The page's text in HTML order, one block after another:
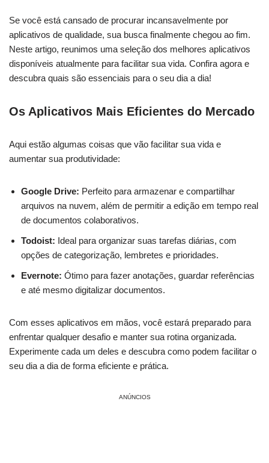
Se⁤ você está cansado de procurar incansavelmente por
aplicativos‍ de‌ qualidade, sua busca finalmente chegou ao fim.
Neste‌ artigo, reunimos⁢ uma seleção dos melhores aplicativos
disponíveis atualmente para facilitar sua vida. Confira agora e
descubra quais‍ são essenciais‍ para o seu dia a dia!
Os⁢ Aplicativos Mais Eficientes do Mercado
Aqui estão algumas coisas que vão facilitar sua vida e
aumentar ⁢sua​ produtividade:
Google Drive: Perfeito para ⁤armazenar e​ compartilhar
arquivos na⁢ nuvem, ⁢além de permitir a‌ edição em tempo real
​de⁢ documentos‌ colaborativos.
Todoist: Ideal para ​organizar suas tarefas diárias, com
⁢opções de categorização, lembretes e prioridades.
Evernote: ​Ótimo ‍para ‌fazer anotações, ‌guardar ⁢referências
⁣e até mesmo digitalizar documentos.
Com esses aplicativos em mãos, você estará preparado para
enfrentar ‌qualquer desafio e manter sua rotina organizada.
Experimente cada um deles e descubra ⁤como podem facilitar o
⁢seu dia a dia⁤ de forma eficiente e prática.
ANÚNCIOS